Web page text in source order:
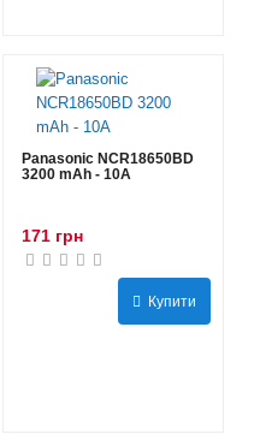
Panasonic NCR18650BD
3200 mAh - 10А
171 грн
Купити